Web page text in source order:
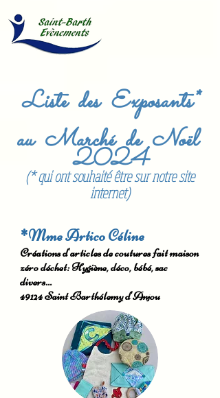
Liste des Exposants*
au Marché de Noël
2024
(* qui ont souhaité être sur notre site
internet)
*Mme Artico Céline
Créations d'articles de coutures fait maison
zéro déchet: Hygiène, déco, bébé, sac
divers...
49124 Saint Barthélemy d'Anjou